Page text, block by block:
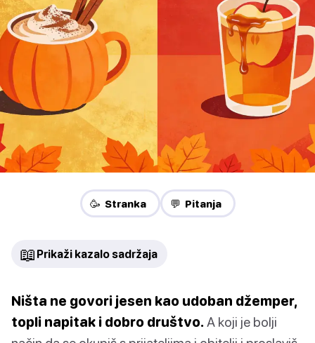
🥳 Stranka 💬 Pitanja
📖 Prikaži kazalo sadržaja
Ništa ne govori jesen kao udoban džemper,
topli napitak i dobro društvo. A koji je bolji